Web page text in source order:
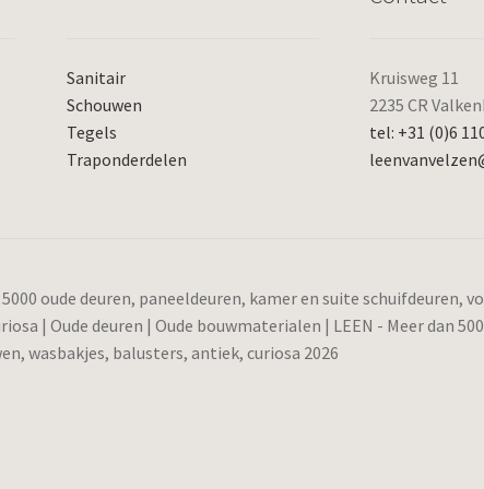
Sanitair
Schouwen
Tegels
Traponderdelen
Kruisweg 11
2235 CR
tel: +31 (0)6
oude deuren, paneeldeuren, kamer en suite
| Oude deuren | Oude bouwmaterialen | LEEN - Meer dan
wasbakjes, balusters, antiek, curiosa 2026